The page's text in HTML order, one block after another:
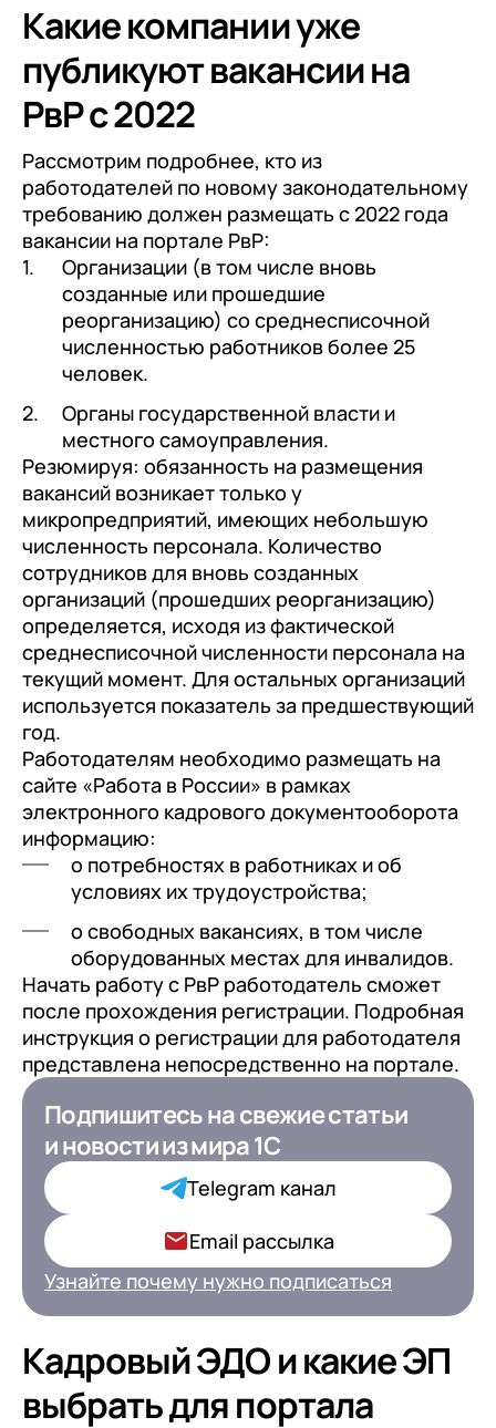
Какие компании уже
публикуют вакансии на
РвР с 2022
Рассмотрим подробнее, кто из
работодателей по новому законодательному
требованию должен размещать с 2022 года
вакансии на портале РвР:
Организации (в том числе вновь
созданные или прошедшие
реорганизацию) со среднесписочной
численностью работников более 25
человек.
Органы государственной власти и
местного самоуправления.
Резюмируя: обязанность на размещения
вакансий возникает только у
микропредприятий, имеющих небольшую
численность персонала. Количество
сотрудников для вновь созданных
организаций (прошедших реорганизацию)
определяется, исходя из фактической
среднесписочной численности персонала на
текущий момент. Для остальных организаций
используется показатель за предшествующий
год.
Работодателям необходимо размещать на
сайте «Работа в России» в рамках
электронного кадрового документооборота
информацию:
о потребностях в работниках и об
условиях их трудоустройства;
о свободных вакансиях, в том числе
оборудованных местах для инвалидов.
Начать работу с РвР работодатель сможет
после прохождения регистрации. Подробная
инструкция о регистрации для работодателя
представлена непосредственно на портале.
Подпишитесь на свежие статьи
и новостииз мира 1С
Telegram канал
Email рассылка
Узнайте почему нужно подписаться
Подпишитесь на свежие статьи
и новостииз мира 1С для ИТ-
Директоров
Подписаться
на обработку персональных
Кадровый ЭДО и какие ЭП
выбрать для портала